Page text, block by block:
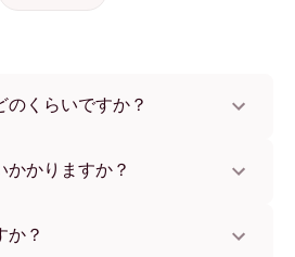
のくらいですか？
びいただけます。
かかりますか？
後、追跡番号をお知らせします。
か？